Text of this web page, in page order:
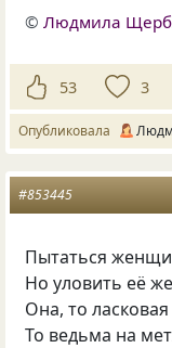
©Людмила
53 3
Опубликовала
#853445
Пытаться
Но уловить её
Она, то
То ведьма на